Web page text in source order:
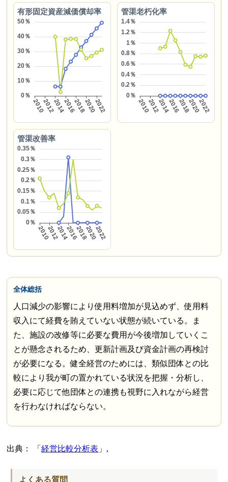
有形固定資産減価償却率 管渠老朽化率
管渠改善率
全体総括
人口減少の影響により使用料増加が見込めず、使用料
収入にて経費を賄えていない状態が続いている。ま
た、施設の改修等に必要な費用が今後増加していくこ
とが懸念されるため、更新計画及び資金計画の再検討
が必要になる。健全経営のためには、類似団体との比
較により我が町の置かれている状況を把握・分析し、
必要に応じて他団体との連携も視野に入れながら経営
を行わなければならない。
出典： 経営比較分析表 ,
よくある質問